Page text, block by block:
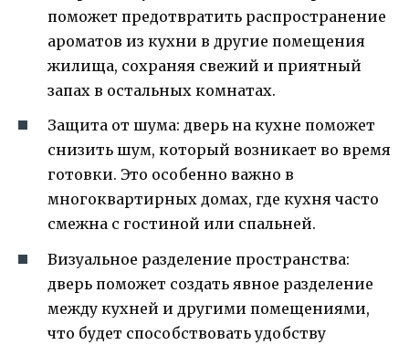
поможет предотвратить распространение
ароматов из кухни в другие помещения
жилища, сохраняя свежий и приятный
запах в остальных комнатах.
Защита от шума: дверь на кухне поможет
снизить шум, который возникает во время
готовки. Это особенно важно в
многоквартирных домах, где кухня часто
смежна с гостиной или спальней.
Визуальное разделение пространства:
дверь поможет создать явное разделение
между кухней и другими помещениями,
что будет способствовать удобству